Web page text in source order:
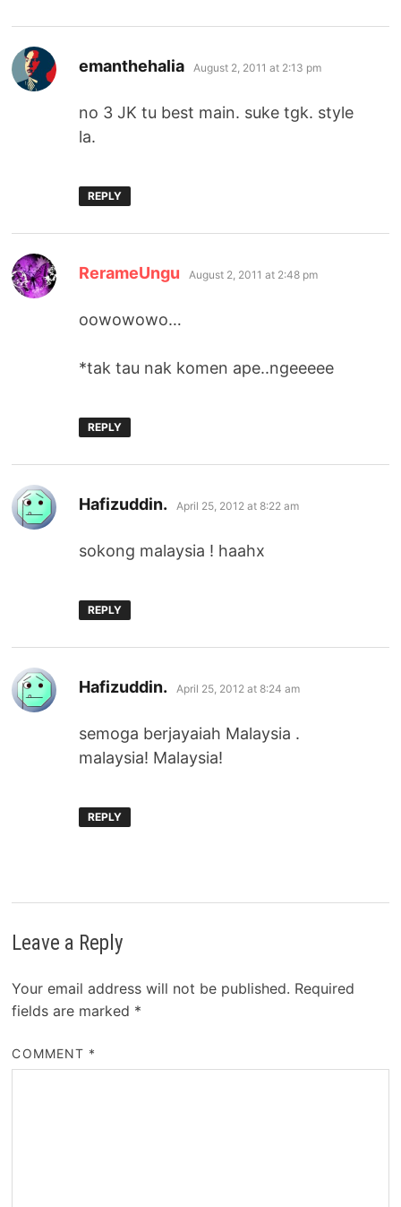
emanthehalia says:
August 2, 2011 at 2:13 pm
no 3 JK tu best main. suke tgk. style
la.
REPLY
RerameUngu says:
August 2, 2011 at 2:48 pm
oowowowo…
*tak tau nak komen ape..ngeeeee
REPLY
Hafizuddin. says:
April 25, 2012 at 8:22 am
sokong malaysia ! haahx
REPLY
Hafizuddin. says:
April 25, 2012 at 8:24 am
semoga berjayaiah Malaysia .
malaysia! Malaysia!
REPLY
Leave a Reply
Your email address will not be published. Required
fields are marked *
COMMENT *